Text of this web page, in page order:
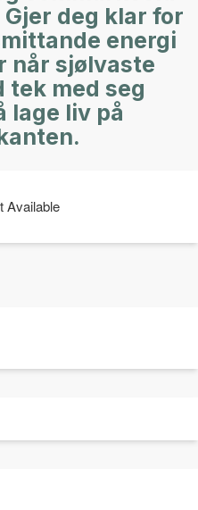
deg klar for
energi
når sjølvaste
tek med seg
lage liv på
Available